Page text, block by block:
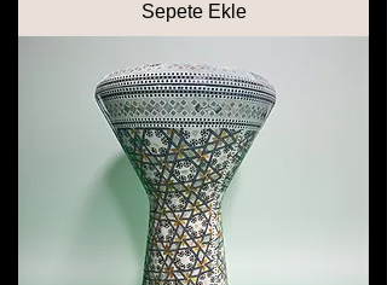
Sepete Ekle